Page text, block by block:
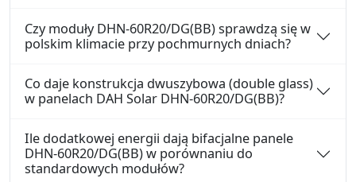
Czy moduły DHN-60R20/DG(BB) sprawdzą się w
polskim klimacie przy pochmurnych dniach?
Co daje konstrukcja dwuszybowa (double glass)
w panelach DAH Solar DHN-60R20/DG(BB)?
Ile dodatkowej energii dają bifacjalne panele
DHN-60R20/DG(BB) w porównaniu do
standardowych modułów?